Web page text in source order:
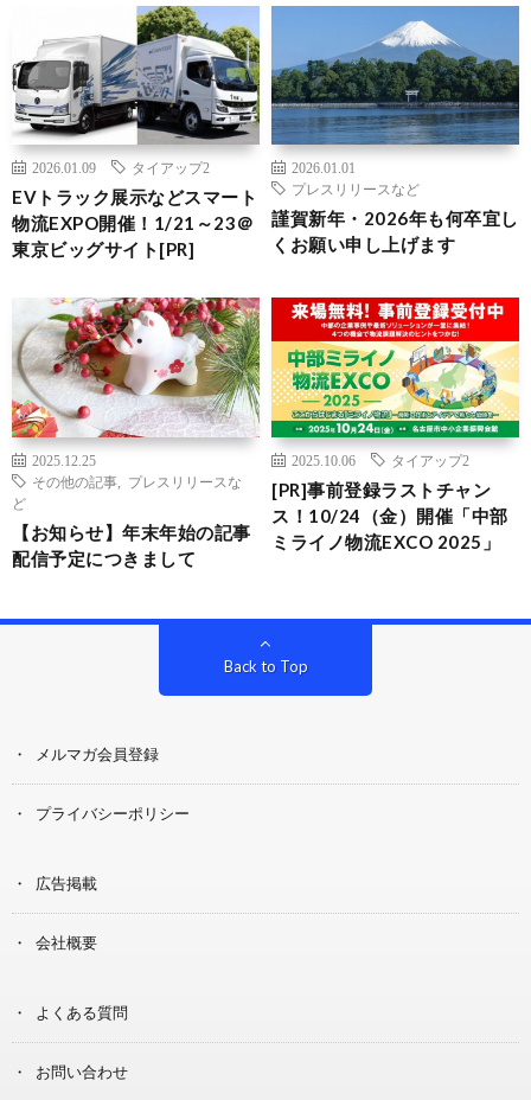
2026.01.09 タイアップ2
EVトラック展示などスマート
物流EXPO開催！1/21～23＠
東京ビッグサイト[PR]
2026.01.01
プレスリリースなど
謹賀新年・2026年も何卒宜し
くお願い申し上げます
2025.12.25
その他の記事
プレスリリースな
ど
【お知らせ】年末年始の記事
配信予定につきまして
2025.10.06 タイアップ2
[PR]事前登録ラストチャン
ス！10/24（金）開催「中部
ミライノ物流EXCO 2025」
Back to Top
メルマガ会員登録
プライバシーポリシー
広告掲載
会社概要
よくある質問
お問い合わせ